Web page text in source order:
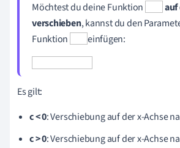
Möchtest du deine Funktion
auf
verschieben, kannst du den
Funktion
einfügen:
Es gilt:
c < 0: Verschiebung auf der x-Achse
c > 0: Verschiebung auf der x-Achse